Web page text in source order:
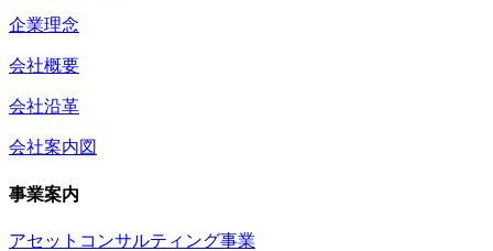
企業理念
会社概要
会社沿革
会社案内図
事業案内
アセットコンサルティング事業